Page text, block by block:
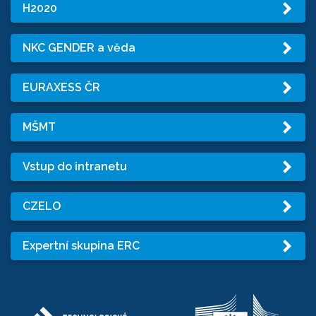
H2020
NKC GENDER a věda
EURAXESS ČR
MŠMT
Vstup do intranetu
CZELO
Expertní skupina ERC